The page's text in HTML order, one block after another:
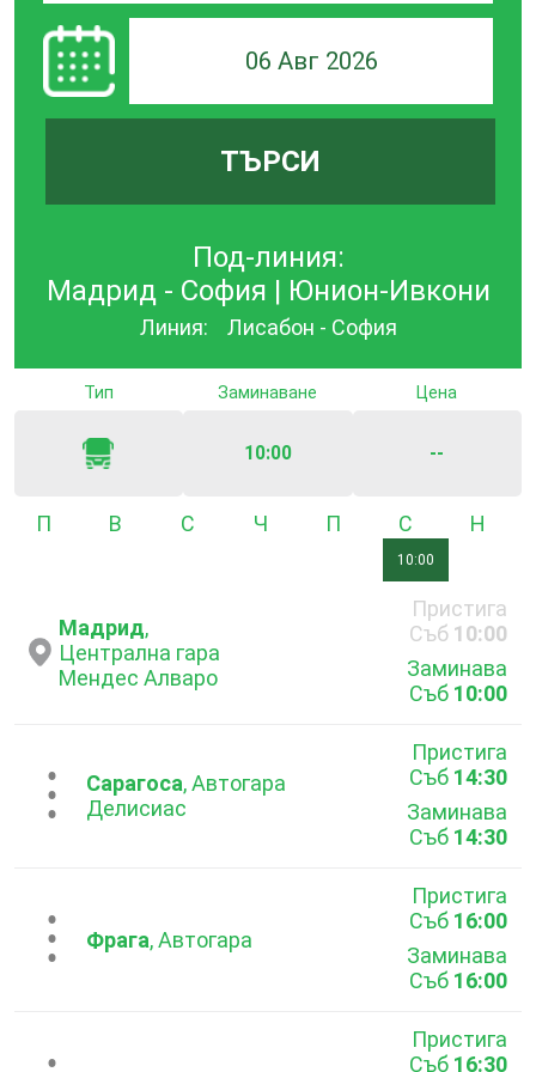
06 Авг 2026
ТЪРСИ
Под-линия:
Мадрид - София | Юнион-Ивкони
Линия: Лисабон - София
Тип Заминаване
10:00
Цена
--
ПонеделникВторник Четвъртък Събота
10:00
Мадрид,
Централна гара
Мендес Алваро
Пристига
Съб 10:00
Заминава
Съб 10:00
...Сарагоса, Автогара
Делисиас
Пристига
Съб 14:30
Заминава
Съб 14:30
...Фрага, Автогара
Пристига
Съб 16:00
Заминава
Съб 16:00
Пристига
Съб 16:30